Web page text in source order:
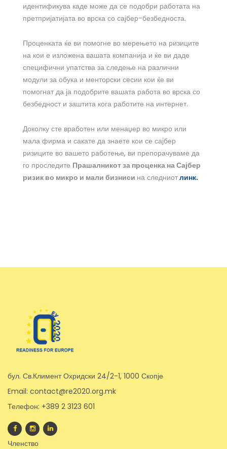
идентификува каде може да се подобри работата на
претпријатијата во врска со сајбер-безбедноста.
Проценката ќе ви помогне во мерењето на ризиците
на кои е изложена вашата компанија и ќе ви даде
специфични упатства за следење на различни
модули за обука и менторски сесии кои ќе ви
помогнат да ја подобрите вашата работа во врска со
безбедност и заштита кога работите на интернет.
Доколку сте вработен или менаџер во микро или
мала фирма и сакате да знаете кои се сајбер
ризиците во вашето работење, ви препорачуваме да
го проследите Прашалникот за проценка на Сајбер
ризик во микро и мали бизниси на следниотлинк.
бул. Св.Климент Охридски 24/2-1, 1000 Скопје
Email: contact@re2020.org.mk
Телефон: +389 2 3123 601
Членство